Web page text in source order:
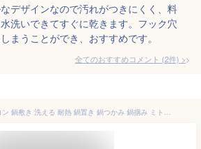
デザインなので汚れがつきにくく、料
洗いできてすぐに乾きます。フック穴
まうことができ、おすすめです。
全てのおすすめコメント (2件) >
【mitas公式】シリコン 鍋敷き 洗える 耐熱 鍋置き 鍋つかみ 鍋掴み ミトン コースター 滑り止め 防水 撥水 保温性 保温 ランチョンマット おしゃれ かわいい キッチン キッチン用品 キッチングッズ お手入れ 簡単 シンプル シンプルデザイン 四角型